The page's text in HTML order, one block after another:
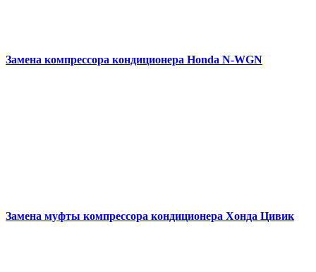
Замена компрессора кондиционера Honda N-WGN
Замена муфты компрессора кондиционера Хонда Цивик